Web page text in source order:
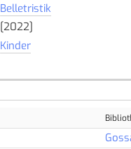
Belletristik
[2022]
Kinder